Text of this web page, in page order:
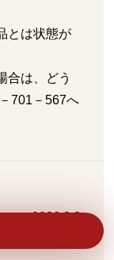
とは状態が
合は、どう
701－567へ
2026.8.3